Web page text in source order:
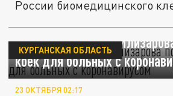
России биомедицинского
В Кургане в центре
коек для больных с
КУРГАНСКАЯ ОБЛАСТЬ
23 ОКТЯБРЯ 02:17